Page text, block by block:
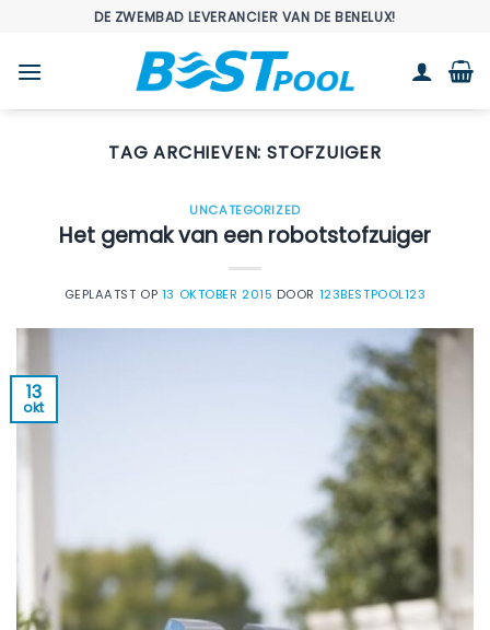
inhoud
DE ZWEMBAD LEVERANCIER VAN DE BENELUX!
TAG ARCHIEVEN: STOFZUIGER
UNCATEGORIZED
Het gemak van een robotstofzuiger
GEPLAATST OP 13 OKTOBER 2015 DOOR 123BESTPOOL123
13
okt